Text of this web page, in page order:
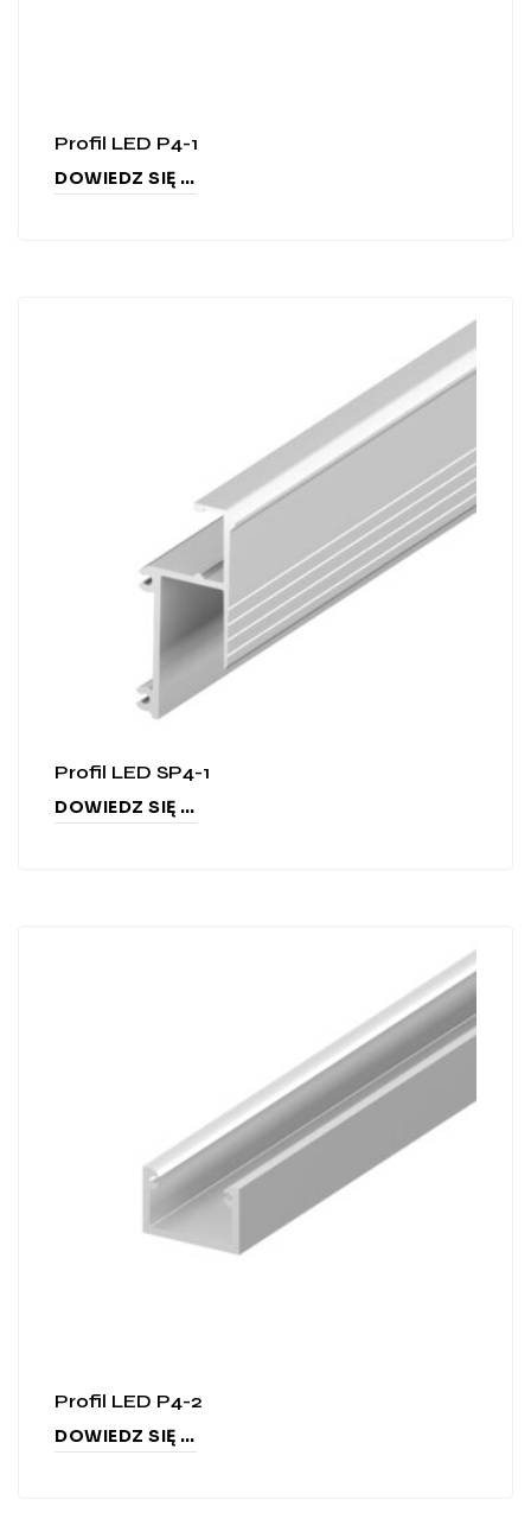
Profil LED P4-1
DOWIEDZ SIĘ WIĘCEJ
Profil LED SP4-1
DOWIEDZ SIĘ WIĘCEJ
Profil LED P4-2
DOWIEDZ SIĘ WIĘCEJ